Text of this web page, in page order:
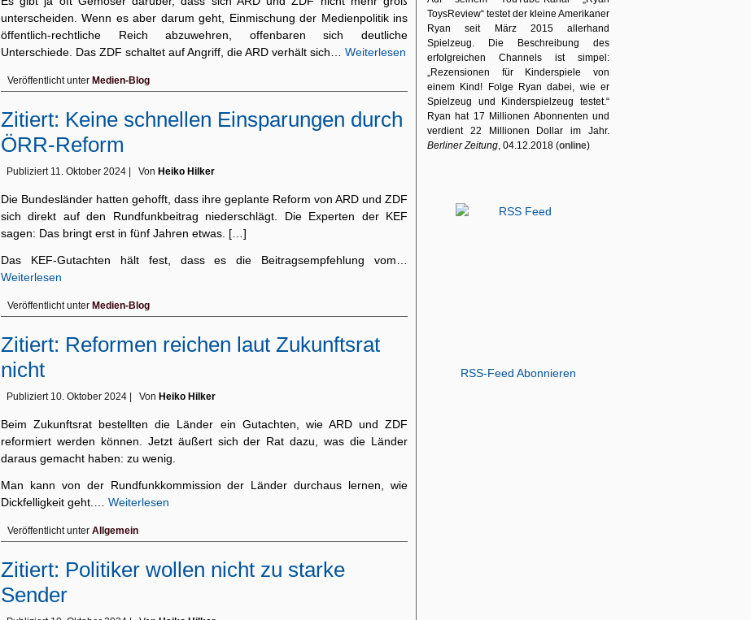
unterscheiden. Wenn es aber darum geht, Einmischung der Medienpolitik ins
öffentlich-rechtliche Reich abzuwehren, offenbaren sich deutliche
Unterschiede. Das ZDF schaltet auf Angriff, die ARD verhält sich… Weiterlesen
Veröffentlicht unter Medien-Blog
Zitiert: Keine schnellen Einsparungen durch
ÖRR-Reform
Publiziert 11. Oktober 2024 Von Heiko Hilker
Die Bundesländer hatten gehofft, dass ihre geplante Reform von ARD und ZDF
sich direkt auf den Rundfunkbeitrag niederschlägt. Die Experten der KEF
sagen: Das bringt erst in fünf Jahren etwas. […]
Das KEF-Gutachten hält fest, dass es die Beitragsempfehlung vom…
Weiterlesen
Veröffentlicht unter Medien-Blog
Zitiert: Reformen reichen laut Zukunftsrat
nicht
Publiziert 10. Oktober 2024 Von Heiko Hilker
Beim Zukunftsrat bestellten die Länder ein Gutachten, wie ARD und ZDF
reformiert werden können. Jetzt äußert sich der Rat dazu, was die Länder
daraus gemacht haben: zu wenig.
Man kann von der Rundfunkkommission der Länder durchaus lernen, wie
Dickfelligkeit geht.… Weiterlesen
Veröffentlicht unter Allgemein
Zitiert: Politiker wollen nicht zu starke
Sender
ToysReview“ testet der kleine Amerikaner
Ryan seit März 2015 allerhand
Spielzeug. Die Beschreibung des
erfolgreichen Channels ist simpel:
„Rezensionen für Kinderspiele von
einem Kind! Folge Ryan dabei, wie er
Spielzeug und Kinderspielzeug testet.“
Ryan hat 17 Millionen Abonnenten und
verdient 22 Millionen Dollar im Jahr.
Berliner Zeitung, 04.12.2018 (online)
RSS-Feed Abonnieren